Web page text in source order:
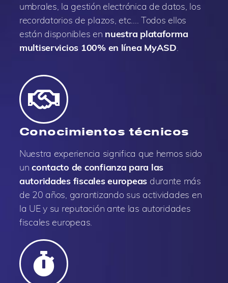
umbrales, la gestión electrónica de datos, los
recordatorios de plazos, etc.... Todos ellos
están disponibles en nuestra plataforma
multiservicios 100% en línea MyASD.
Conocimientos técnicos
Nuestra experiencia significa que hemos sido
uncontacto de confianza para las
autoridades fiscales europeas durante más
de 20 años, garantizando sus actividades en
la UE y su reputación ante las autoridades
fiscales europeas.